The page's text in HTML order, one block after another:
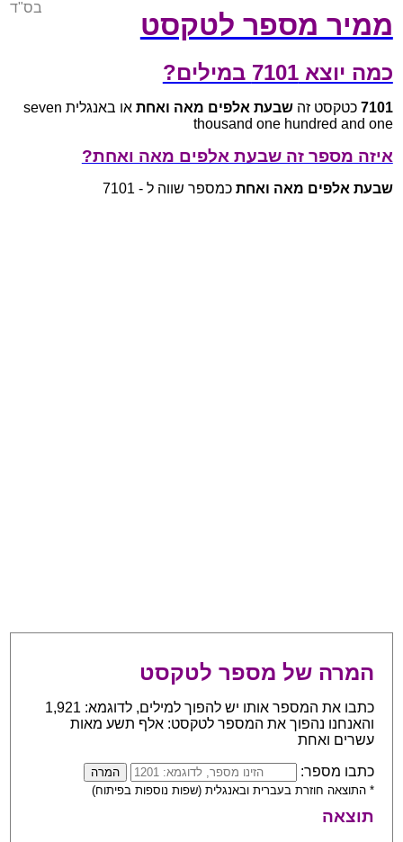
ממיר מספר לטקסט
בס"ד
כמה יוצא 7101 במילים?
7101 כטקסט זהשבעת אלפים מאה ואחת
או באנגלית seven
thousand one hundred and one
איזה מספר זה שבעת אלפים מאה ואחת?
שבעת אלפים מאה ואחת כמספר שווה ל - 7101
המרה של מספר לטקסט
כתבו את המספר אותו יש להפוך למילים, לדוגמא: 1,921
והאנחנו נהפוך את המספר לטקסט: אלף תשע מאות
עשרים ואחת
כתבו מספר:
* התוצאה חוזרת בעברית ובאנגלית (שפות נוספות בפיתוח)
תוצאה